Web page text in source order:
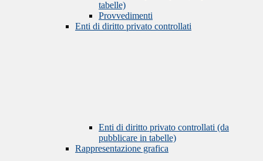
tabelle)
Provvedimenti
Enti di diritto privato controllati
Enti di diritto privato controllati (da
pubblicare in tabelle)
Rappresentazione grafica